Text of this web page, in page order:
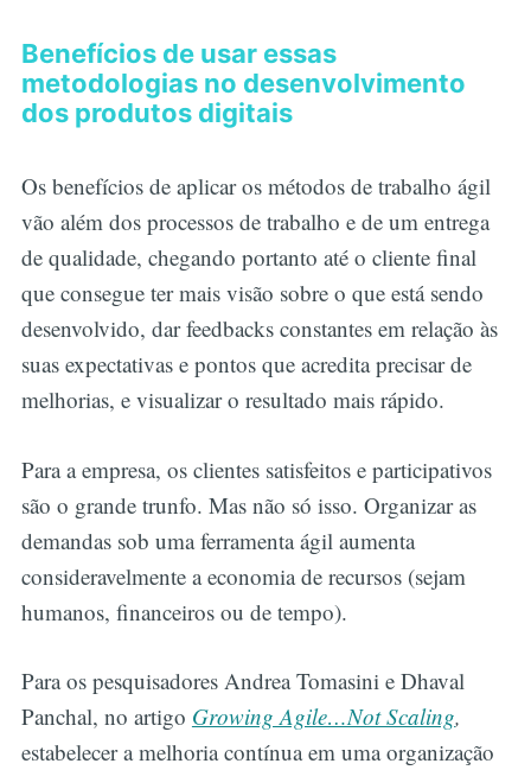
Benefícios de usar essas
metodologias no desenvolvimento
dos produtos digitais
Os benefícios de aplicar os métodos de trabalho ágil
vão além dos processos de trabalho e de um entrega
de qualidade, chegando portanto até o cliente final
que consegue ter mais visão sobre o que está sendo
desenvolvido, dar feedbacks constantes em relação às
suas expectativas e pontos que acredita precisar de
melhorias, e visualizar o resultado mais rápido.
Para a empresa, os clientes satisfeitos e participativos
são o grande trunfo. Mas não só isso. Organizar as
demandas sob uma ferramenta ágil aumenta
consideravelmente a economia de recursos (sejam
humanos, financeiros ou de tempo).
Para os pesquisadores Andrea Tomasini e Dhaval
Panchal, no artigo Growing Agile…Not Scaling,
estabelecer a melhoria contínua em uma organização